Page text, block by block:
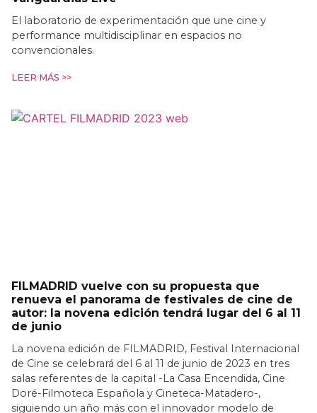
El laboratorio de experimentación que une cine y
performance multidisciplinar en espacios no
convencionales.
LEER MÁS >>
FILMADRID vuelve con su propuesta que
renueva el panorama de festivales de cine de
autor: la novena edición tendrá lugar del 6 al 11
de junio
La novena edición de FILMADRID, Festival Internacional
de Cine se celebrará del 6 al 11 de junio de 2023 en tres
salas referentes de la capital -La Casa Encendida, Cine
Doré-Filmoteca Española y Cineteca-Matadero-,
siguiendo un año más con el innovador modelo de